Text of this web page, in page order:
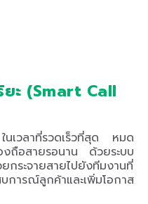
ยะ (Smart Call
เวลาที่รวดเร็วที่สุด หมด
งถือสายรอนาน ด้วยระบบ
กระจายสายไปยังทีมงานที่
การณ์ลูกค้าและเพิ่มโอกาส